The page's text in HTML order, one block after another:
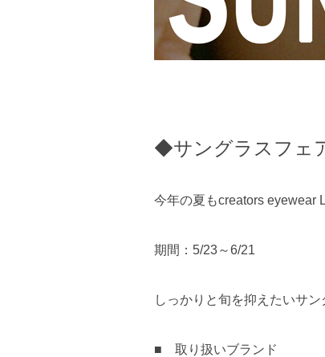
◆サングラスフェ
今年の夏もcreators eyewear
期間：5/23～6/21
しっかりと旬を抑えたいサ
■ 取り扱いブランド